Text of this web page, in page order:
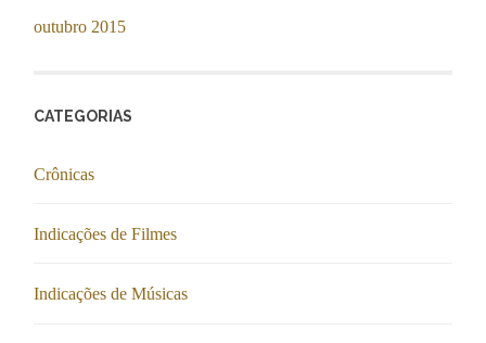
outubro 2015
CATEGORIAS
Crônicas
Indicações de Filmes
Indicações de Músicas